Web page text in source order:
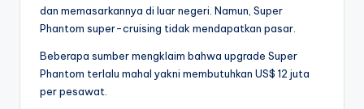
dan memasarkannya di luar negeri. Namun, Super
Phantom super-cruising tidak mendapatkan pasar.
Beberapa sumber mengklaim bahwa upgrade Super
Phantom terlalu mahal yakni membutuhkan US$ 12 juta
per pesawat.